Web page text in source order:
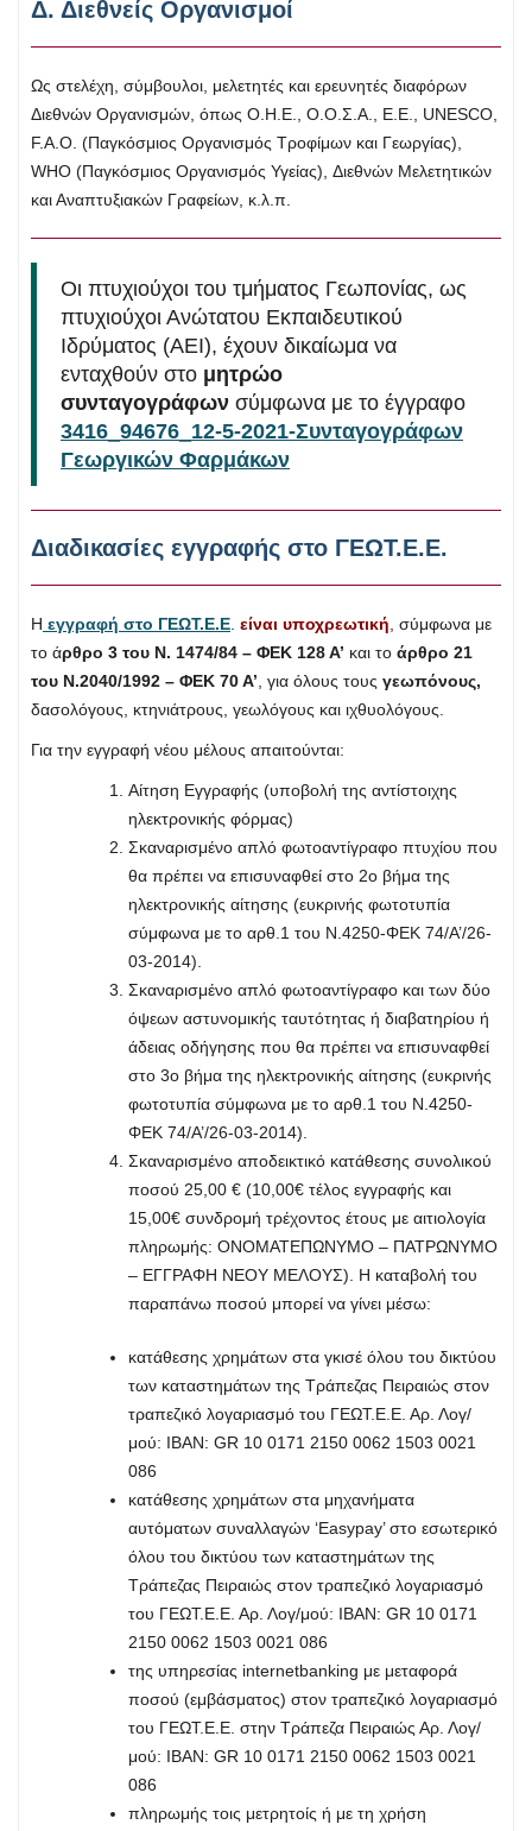
Δ. Διεθνείς Οργανισμοί
Ως στελέχη, σύμβουλοι, μελετητές και ερευνητές διαφόρων
Διεθνών Οργανισμών, όπως Ο.Η.Ε., Ο.Ο.Σ.Α., Ε.Ε., UNESCO,
F.A.O. (Παγκόσμιος Οργανισμός Τροφίμων και Γεωργίας),
WHO (Παγκόσμιος Οργανισμός Υγείας), Διεθνών Μελετητικών
και Αναπτυξιακών Γραφείων, κ.λ.π.
Οι πτυχιούχοι του τμήματος Γεωπονίας, ως
πτυχιούχοι Ανώτατου Εκπαιδευτικού
Ιδρύματος (ΑΕΙ), έχουν δικαίωμα να
ενταχθούν στο μητρώο
συνταγογράφων σύμφωνα με το έγγραφο
3416_94676_12-5-2021-Συνταγογράφων
Γεωργικών Φαρμάκων
Διαδικασίες εγγραφής στο ΓΕΩΤ.Ε.Ε.
Η εγγραφή στο ΓΕΩΤ.Ε.Ε είναι υποχρεωτική , σύμφωνα με
το άρθρο 3 του Ν. 1474/84 – ΦΕΚ 128 Α’ και το άρθρο 21
του Ν.2040/1992 – ΦΕΚ 70 Α’ , για όλους τους γεωπόνους,
δασολόγους, κτηνιάτρους, γεωλόγους και ιχθυολόγους.
Για την εγγραφή νέου μέλους απαιτούνται:
Αίτηση Εγγραφής (υποβολή της αντίστοιχης
ηλεκτρονικής φόρμας)
Σκαναρισμένο απλό φωτοαντίγραφο πτυχίου που
θα πρέπει να επισυναφθεί στο 2ο βήμα της
ηλεκτρονικής αίτησης (ευκρινής φωτοτυπία
σύμφωνα με το αρθ.1 του Ν.4250-ΦΕΚ 74/Α’/26-
03-2014).
Σκαναρισμένο απλό φωτοαντίγραφο και των δύο
όψεων αστυνομικής ταυτότητας ή διαβατηρίου ή
άδειας οδήγησης που θα πρέπει να επισυναφθεί
στο 3ο βήμα της ηλεκτρονικής αίτησης (ευκρινής
φωτοτυπία σύμφωνα με το αρθ.1 του Ν.4250-
ΦΕΚ 74/Α’/26-03-2014).
Σκαναρισμένο αποδεικτικό κατάθεσης συνολικού
ποσού 25,00 € (10,00€ τέλος εγγραφής και
15,00€ συνδρομή τρέχοντος έτους με αιτιολογία
πληρωμής: ΟΝΟΜΑΤΕΠΩΝΥΜΟ – ΠΑΤΡΩΝΥΜΟ
– ΕΓΓΡΑΦΗ ΝΕΟΥ ΜΕΛΟΥΣ). Η καταβολή του
παραπάνω ποσού μπορεί να γίνει μέσω:
κατάθεσης χρημάτων στα γκισέ όλου του δικτύου
των καταστημάτων της Τράπεζας Πειραιώς στον
τραπεζικό λογαριασμό του ΓΕΩΤ.Ε.Ε. Αρ. Λογ/
μού: IBAN: GR 10 0171 2150 0062 1503 0021
086
κατάθεσης χρημάτων στα μηχανήματα
αυτόματων συναλλαγών ‘Easypay’ στο εσωτερικό
όλου του δικτύου των καταστημάτων της
Τράπεζας Πειραιώς στον τραπεζικό λογαριασμό
του ΓΕΩΤ.Ε.Ε. Αρ. Λογ/μού: IBAN: GR 10 0171
2150 0062 1503 0021 086
της υπηρεσίας internetbanking με μεταφορά
ποσού (εμβάσματος) στον τραπεζικό λογαριασμό
του ΓΕΩΤ.Ε.Ε. στην Τράπεζα Πειραιώς Αρ. Λογ/
μού: IBAN: GR 10 0171 2150 0062 1503 0021
086
πληρωμής τοις μετρητοίς ή με τη χρήση